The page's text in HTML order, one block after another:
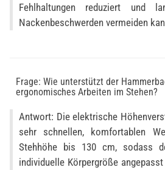
Fehlhaltungen reduziert und
Nackenbeschwerden vermeiden
Frage: Wie unterstützt der
ergonomisches Arbeiten im Stehen?
Antwort: Die elektrische
sehr schnellen, komfortablen
Stehhöhe bis 130 cm, sodass
individuelle Körpergröße